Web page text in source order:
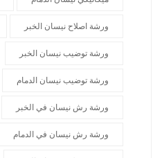
ورشة اصلاح نيسان الخبر
ورشة توضيب نيسان الخبر
ورشة توضيب نيسان الدمام
ورشة رش نيسان في الخبر
ورشة رش نيسان في الدمام